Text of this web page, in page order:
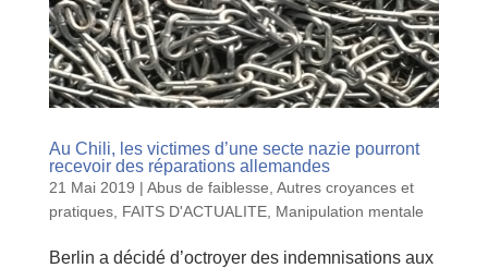
Au Chili, les victimes d’une secte nazie pourront
recevoir des réparations allemandes
21 Mai 2019 | Abus de faiblesse Autres croyances et
pratiques, FAITS D'ACTUALITE, Manipulation mentale
Berlin a décidé d’octroyer des indemnisations aux